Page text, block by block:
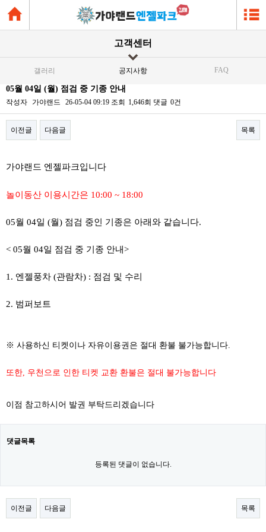
고객센터
갤러리 공지사항 FAQ
05월 04일 (월) 점검 중 기종 안내
작성자 가야랜드 26-05-04 09:19 조회 1,646회 댓글 0건
이전글 다음글 목록
가야랜드 엔젤파크입니다
놀이동산 이용시간은 10:00 ~ 18:00
05월 04일 (월) 점검 중인 기종은 아래와 같습니다.
< 05월 04일 점검 중 기종 안내>
1. 엔젤풍차 (관람차) : 점검 및 수리
2. 범퍼보트
※ 사용하신 티켓이나 자유이용권은 절대 환불 불가능합니다.
또한, 우천으로 인한 티켓 교환 환불은 절대 불가능합니다
이점 참고하시어 발권 부탁드리겠습니다
댓글목록
등록된 댓글이 없습니다.
이전글 다음글 목록